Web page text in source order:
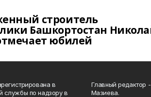
строитель
Башкортостан
юбилей
в
службы по надзору в
Главный редактор
Мазиева.